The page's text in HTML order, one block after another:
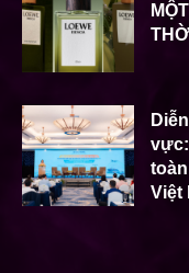
Việt